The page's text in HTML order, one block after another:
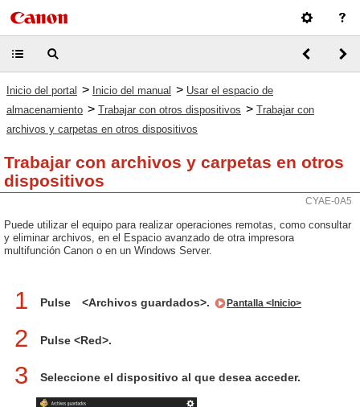
Inicio del portal > Inicio del manual > Usar el espacio de
almacenamiento > Trabajar con otros dispositivos > Trabajar con
archivos y carpetas en otros dispositivos
Trabajar con archivos y carpetas en otros
dispositivos
CYAE-0A5
Puede utilizar el equipo para realizar operaciones remotas, como consultar
y eliminar archivos, en el Espacio avanzado de otra impresora
multifunción Canon o en un Windows Server.
1 Pulse <Archivos guardados>. Pantalla <Inicio>
2 Pulse <Red>.
3 Seleccione el dispositivo al que desea acceder.